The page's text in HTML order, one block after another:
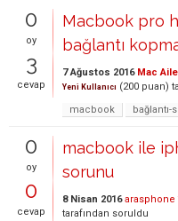
0
oy
3
cevap
Macbook pro
bağlantı
7 Ağustos 2016 Mac
Yeni Kullanıcı (200 puan)
macbook
bağlantı-
0
oy
0
cevap
macbook ile
sorunu
8 Nisan 2016 arasphone
tarafından soruldu